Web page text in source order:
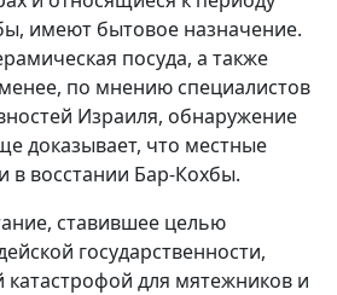
имеют бытовое назначение.
посуда, а также
по мнению специалистов
Израиля, обнаружение
доказывает, что местные
в восстании Бар-Кохбы.
ставившее целью
государственности,
для мятежников и